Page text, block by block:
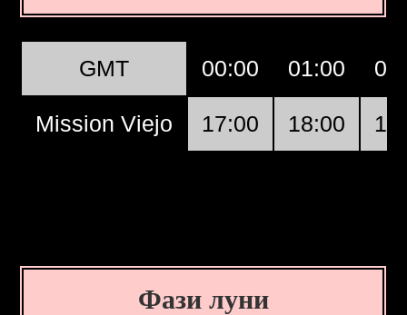
GMT 00:00 01:00
Mission Viejo 17:00 18:00
Фази луни